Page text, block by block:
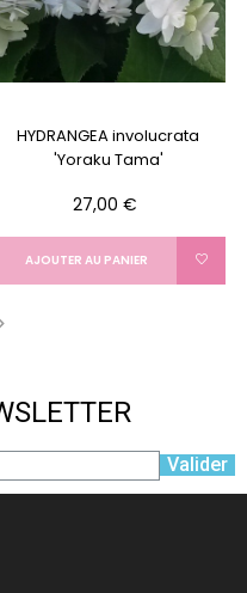
HYDRANGEA involucrata
'Yoraku Tama'
Prix
27,00 €
AJOUTER AU PANIER
Valider